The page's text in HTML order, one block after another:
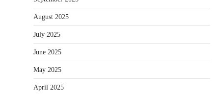
August 2025
July 2025
June 2025
May 2025
April 2025